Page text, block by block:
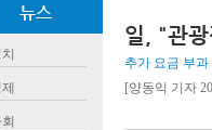
뉴스
일, "관
추가 요금 부
[양동익 기자